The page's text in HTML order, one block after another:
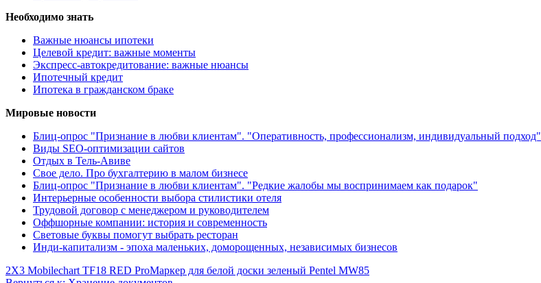
Необходимо знать
Важные нюансы ипотеки
Целевой кредит: важные моменты
Экспресс-автокредитование: важные нюансы
Ипотечный кредит
Ипотека в гражданском браке
Мировые новости
Блиц-опрос "Признание в любви клиентам". "Оперативность, профессионализм, индивидуальный подход"
Виды SEO-оптимизации сайтов
Отдых в Тель-Авиве
Свое дело. Про бухгалтерию в малом бизнесе
Блиц-опрос "Признание в любви клиентам". "Редкие жалобы мы воспринимаем как подарок"
Интерьерные особенности выбора стилистики отеля
Трудовой договор с менеджером и руководителем
Оффшорные компании: история и современность
Световые буквы помогут выбрать ресторан
Инди-капитализм - эпоха маленьких, доморощенных, независимых бизнесов
2X3 Mobilechart TF18 RED ProМаркер для белой доски зеленый Pentel MW85